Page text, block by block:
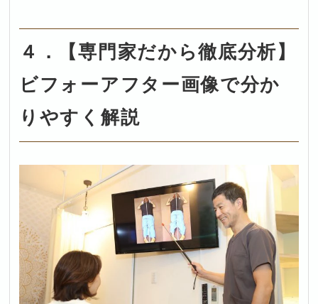
４．【専門家だから徹底分析】
ビフォーアフター画像で分か
りやすく解説